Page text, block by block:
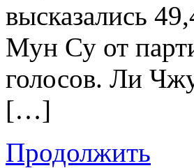
высказались
Мун Су от
голосов. Ли
[…]
Продолжить